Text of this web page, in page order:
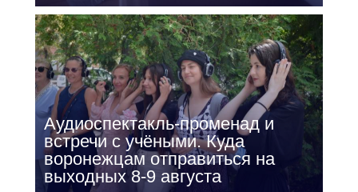
Аудиоспектакль-променад и
встречи с учёными. Куда
воронежцам отправиться на
выходных 8-9 августа